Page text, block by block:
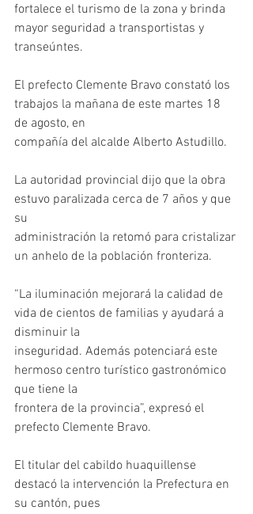
fortalece el turismo de la zona y brinda
mayor seguridad a transportistas y
transeúntes.
El prefecto Clemente Bravo constató los
trabajos la mañana de este martes 18
de agosto, en
compañía del alcalde Alberto Astudillo.
La autoridad provincial dijo que la obra
estuvo paralizada cerca de 7 años y que
su
administración la retomó para cristalizar
un anhelo de la población fronteriza.
“La iluminación mejorará la calidad de
vida de cientos de familias y ayudará a
disminuir la
inseguridad. Además potenciará este
hermoso centro turístico gastronómico
que tiene la
frontera de la provincia”, expresó el
prefecto Clemente Bravo.
El titular del cabildo huaquillense
destacó la intervención la Prefectura en
su cantón, pues